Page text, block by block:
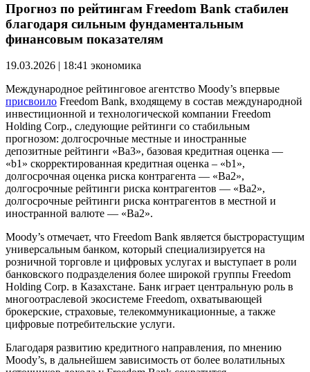
Прогноз по рейтингам Freedom Bank стабилен
благодаря сильным фундаментальным
финансовым показателям
19.03.2026 | 18:41 экономика
Международное рейтинговое агентство Moody’s впервые
присвоило Freedom Bank, входящему в состав международной
инвестиционной и технологической компании Freedom
Holding Corp., следующие рейтинги со стабильным
прогнозом: долгосрочные местные и иностранные
депозитные рейтинги «Ba3», базовая кредитная оценка —
«b1» скорректированная кредитная оценка – «b1»,
долгосрочная оценка риска контрагента — «Ba2»,
долгосрочные рейтинги риска контрагентов — «Ba2»,
долгосрочные рейтинги риска контрагентов в местной и
иностранной валюте — «Ba2».
Moody’s отмечает, что Freedom Bank является быстрорастущим
универсальным банком, который специализируется на
розничной торговле и цифровых услугах и выступает в роли
банковского подразделения более широкой группы Freedom
Holding Corp. в Казахстане. Банк играет центральную роль в
многоотраслевой экосистеме Freedom, охватывающей
брокерские, страховые, телекоммуникационные, а также
цифровые потребительские услуги.
Благодаря развитию кредитного направления, по мнению
Moody’s, в дальнейшем зависимость от более волатильных